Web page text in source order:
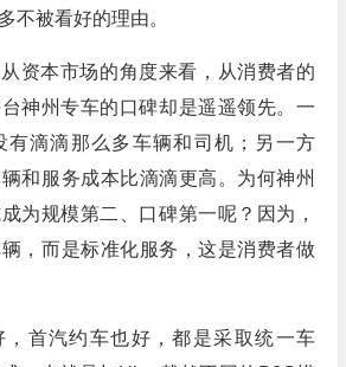
不被看好的理由。
资本市场的角度来看，从消费者的
神州专车的口碑却是遥遥领先。一
有滴滴那么多车辆和司机；另一方
和服务成本比滴滴更高。为何神州
为规模第二、口碑第一呢？因为，
，而是标准化服务，这是消费者做
，首汽约车也好，都是采取统一车